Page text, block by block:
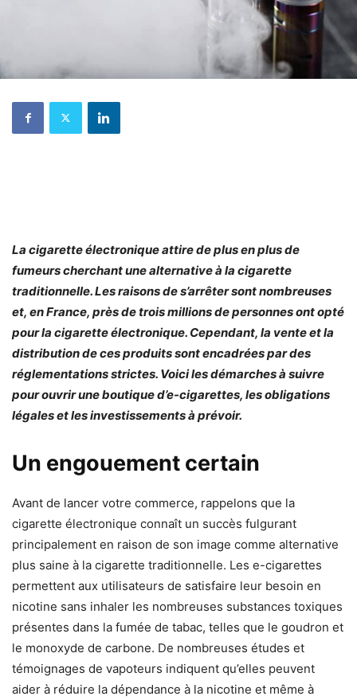
La cigarette électronique attire de plus en plus de
fumeurs cherchant une alternative à la cigarette
traditionnelle. Les raisons de s’arrêter sont nombreuses
et, en France, près de trois millions de personnes ont opté
pour la cigarette électronique. Cependant, la vente et la
distribution de ces produits sont encadrées par des
réglementations strictes. Voici les démarches à suivre
pour ouvrir une boutique d’e-cigarettes, les obligations
légales et les investissements à prévoir.
Un engouement certain
Avant de lancer votre commerce, rappelons que la
cigarette électronique connaît un succès fulgurant
principalement en raison de son image comme alternative
plus saine à la cigarette traditionnelle. Les e-cigarettes
permettent aux utilisateurs de satisfaire leur besoin en
nicotine sans inhaler les nombreuses substances toxiques
présentes dans la fumée de tabac, telles que le goudron et
le monoxyde de carbone. De nombreuses études et
témoignages de vapoteurs indiquent qu’elles peuvent
aider à réduire la dépendance à la nicotine et même à